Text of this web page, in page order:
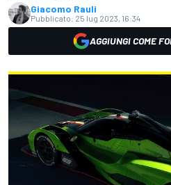
Giacomo Rauli
Pubblicato: 25 lug 2023, 16:34
AGGIUNGI COME